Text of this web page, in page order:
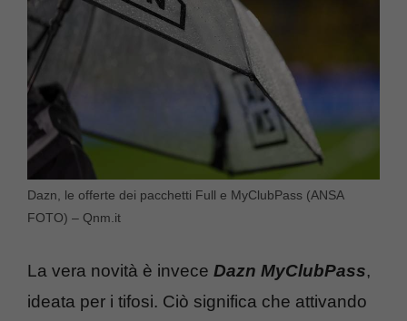
Dazn, le offerte dei pacchetti Full e MyClubPass (ANSA
FOTO) – Qnm.it
La vera novità è invece Dazn MyClubPass,
ideata per i tifosi. Ciò significa che attivando